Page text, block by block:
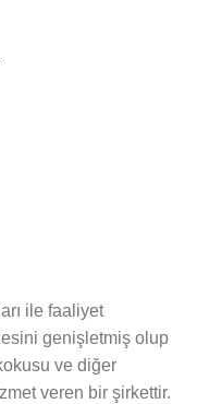
ile faaliyet
genişletmiş olup
ve diğer
veren bir şirkettir.